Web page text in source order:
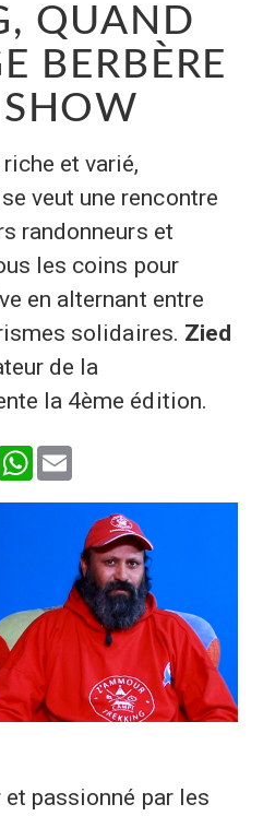
QUAND
BERBÈRE
et varié,
se veut une rencontre
randonneurs et
les coins pour
en alternant entre
solidaires. Zied
de la
la 4ème édition.
WhatsApp
et passionné par les